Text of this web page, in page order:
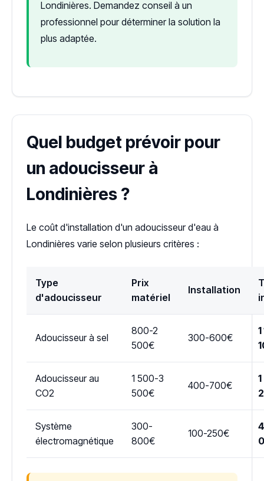
Londinières. Demandez conseil à un
professionnel pour déterminer la solution la
plus adaptée.
Quel budget prévoir pour
un adoucisseur à
Londinières ?
Le coût d'installation d'un adoucisseur d'eau à
Londinières varie selon plusieurs critères :
Type
d'adoucisseur
Prix
matériel
Installation
Adoucisseur à sel
800-2
500€
300-600€
Adoucisseur au
CO2
1 500-3
500€
400-700€
Système
électromagnétique
300-
800€
100-250€